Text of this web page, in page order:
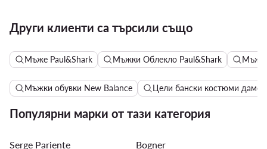
Други клиенти са търсили също
Мъже Paul&Shark Мъжки Облекло Paul&Shark
Мъжки обувки New Balance Цели бански костюми
Популярни марки от тази категория
Serge Pariente Bogner